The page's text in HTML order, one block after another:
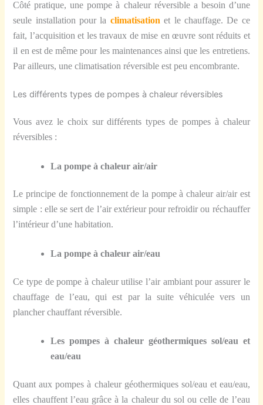
Côté pratique, une pompe à chaleur réversible a besoin d’une
seule installation pour la climatisation et le chauffage. De ce
fait, l’acquisition et les travaux de mise en œuvre sont réduits et
il en est de même pour les maintenances ainsi que les entretiens.
Par ailleurs, une climatisation réversible est peu encombrante.
Les différents types de pompes à chaleur réversibles
Vous avez le choix sur différents types de pompes à chaleur
réversibles :
La pompe à chaleur air/air
Le principe de fonctionnement de la pompe à chaleur air/air est
simple : elle se sert de l’air extérieur pour refroidir ou réchauffer
l’intérieur d’une habitation.
La pompe à chaleur air/eau
Ce type de pompe à chaleur utilise l’air ambiant pour assurer le
chauffage de l’eau, qui est par la suite véhiculée vers un
plancher chauffant réversible.
Les pompes à chaleur géothermiques sol/eau et
eau/eau
Quant aux pompes à chaleur géothermiques sol/eau et eau/eau,
elles chauffent l’eau grâce à la chaleur du sol ou celle de l’eau